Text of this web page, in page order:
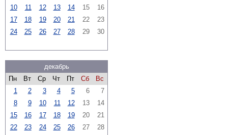
10
11 12 13 14 15
16
17
18 19 20 21 22
23
24
25 26 27 28 29 30
декабрь
Пн
Вт Ср Чт Пт Сб
Вс
1
2 3 4 5 6
7
8
9 10 11 12 13
14
15
16 17 18 19 20
21
22
23 24 25 26 27
28